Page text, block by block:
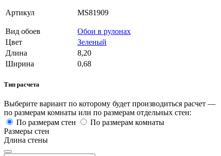
Артикул MS81909
Вид обоев
Обои в рулонах
Цвет
Зеленый
Длина
8,20
Ширина
0,68
Тип расчета
Выберите вариант по которому будет производиться расчет —
по размерам комнаты или по размерам отдельных стен:
По размерам стен
По размерам комнаты
Размеры стен
Длина стены